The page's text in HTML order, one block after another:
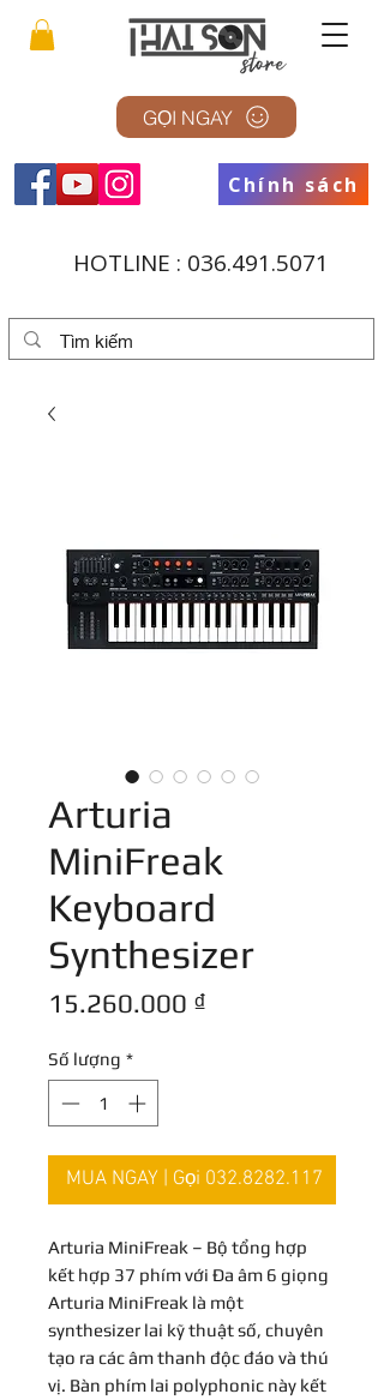
GỌI NGAY
Chính sách
HOTLINE : 036.491.5071
Arturia
MiniFreak
Keyboard
Synthesizer
15.260.000 ₫
Số lượng *
MUA NGAY | Gọi 032.8282.117
Arturia MiniFreak – Bộ tổng hợp
kết hợp 37 phím với Đa âm 6 giọng
Arturia MiniFreak là một
synthesizer lai kỹ thuật số, chuyên
tạo ra các âm thanh độc đáo và thú
vị. Bàn phím lai polyphonic này kết